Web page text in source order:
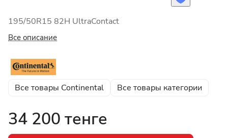
195/50R15 82H UltraContact
Все описание
Все товары Continental Все товары категории
34 200 тенге